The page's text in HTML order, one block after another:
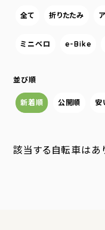
全て 折りたたみ
ミニベロ e-Bike
並び順
新着順 公開順 安
該当する自転車はあ